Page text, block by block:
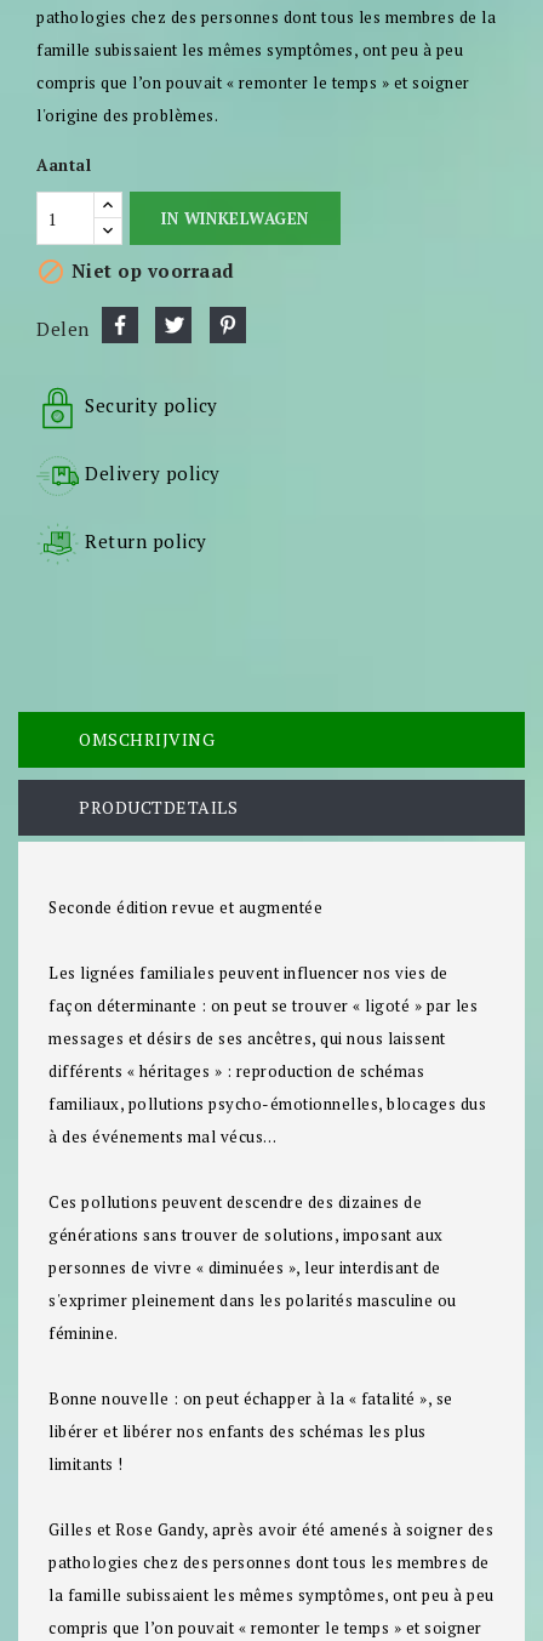
pathologies chez des personnes dont tous les membres de la
famille subissaient les mêmes symptômes, ont peu à peu
compris que l’on pouvait « remonter le temps » et soigner
l'origine des problèmes.
Aantal
IN WINKELWAGEN
 Niet op voorraad
Delen
Security policy
Delivery policy
Return policy
OMSCHRIJVING
PRODUCTDETAILS
Seconde édition revue et augmentée
Les lignées familiales peuvent influencer nos vies de
façon déterminante : on peut se trouver « ligoté » par les
messages et désirs de ses ancêtres, qui nous laissent
différents « héritages » : reproduction de schémas
familiaux, pollutions psycho-émotionnelles, blocages dus
à des événements mal vécus…
Ces pollutions peuvent descendre des dizaines de
générations sans trouver de solutions, imposant aux
personnes de vivre « diminuées », leur interdisant de
s'exprimer pleinement dans les polarités masculine ou
féminine.
Bonne nouvelle : on peut échapper à la « fatalité », se
libérer et libérer nos enfants des schémas les plus
limitants !
Gilles et Rose Gandy, après avoir été amenés à soigner des
pathologies chez des personnes dont tous les membres de
la famille subissaient les mêmes symptômes, ont peu à peu
compris que l’on pouvait « remonter le temps » et soigner